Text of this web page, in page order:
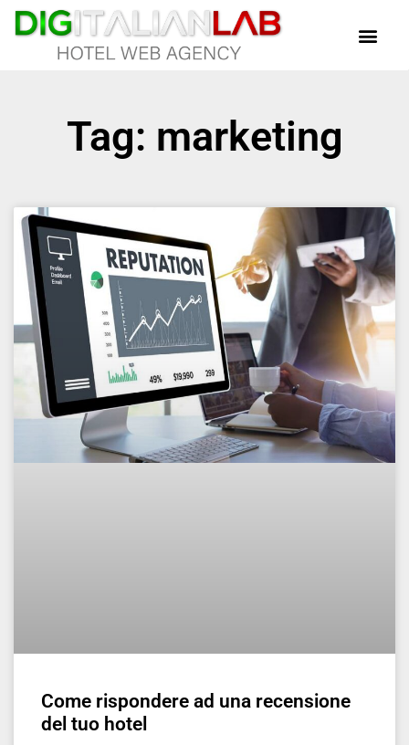
Tag: marketing
Come rispondere ad una recensione
del tuo hotel